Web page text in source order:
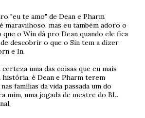
"eu te amo" de Dean e Pharm
maravilhoso, mas eu também adoro o
que o Win dá pro Dean quando ele fica
descobrir o que o Sin tem a dizer
e In.
certeza uma das coisas que eu mais
história, é Dean e Pharm terem
famílias da vida passada um do
mim, uma jogada de mestre do BL.